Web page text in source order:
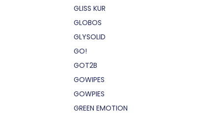
GLISS KUR
GLOBOS
GLYSOLID
GO!
GOT2B
GOWIPES
GOWPIES
GREEN EMOTION